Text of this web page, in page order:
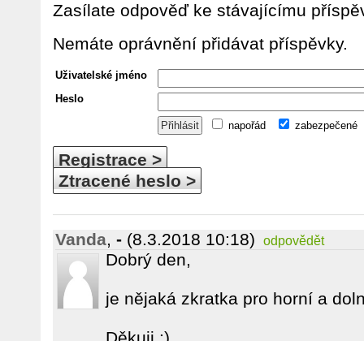
Zasílate odpověď ke stávajícímu
Nemáte oprávnění přidávat příspěvky.
Uživatelské jméno
Heslo
napořád zabezpečené
Registrace >
Ztracené heslo >
Vanda, - (8.3.2018 10:18) odpovědět
Dobrý den,
je nějaká zkratka pro horní a